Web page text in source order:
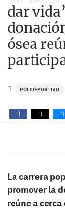
dar
ósea
POLIDEPORTIVO
La carrera
promover la
reúne a